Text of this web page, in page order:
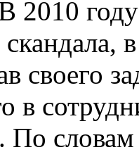
2010 году
своего
в
словам